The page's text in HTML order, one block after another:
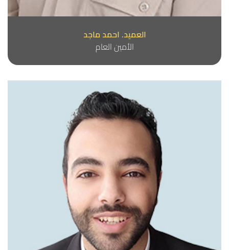
العميد. احمد ماجد
الأمين العام